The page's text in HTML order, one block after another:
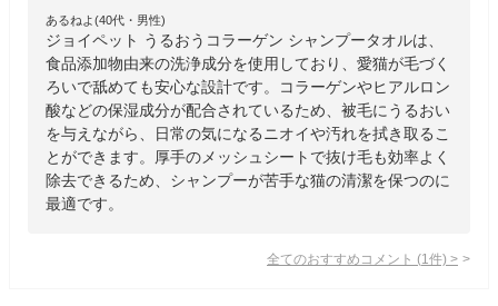
あるねよ(40代・男性)
ジョイペット うるおうコラーゲン シャンプータオルは、
食品添加物由来の洗浄成分を使用しており、愛猫が毛づく
ろいで舐めても安心な設計です。コラーゲンやヒアルロン
酸などの保湿成分が配合されているため、被毛にうるおい
を与えながら、日常の気になるニオイや汚れを拭き取るこ
とができます。厚手のメッシュシートで抜け毛も効率よく
除去できるため、シャンプーが苦手な猫の清潔を保つのに
最適です。
全てのおすすめコメント (1 件) >